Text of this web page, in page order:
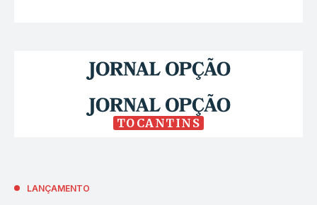
TOCANTINS
LANÇAMENTO